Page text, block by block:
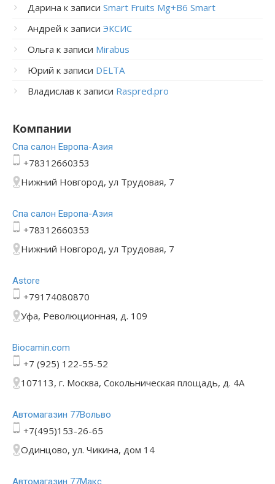
Дарина к записи Smart Fruits Mg+B6 Smart
Андрей к записи ЭКСИС
Ольга к записи Mirabus
Юрий к записи DELTA
Владислав к записи Raspred.pro
Компании
Спа салон Европа-Азия
+78312660353
Нижний Новгород, ул Трудовая, 7
Спа салон Европа-Азия
+78312660353
Нижний Новгород, ул Трудовая, 7
Astore
+79174080870
Уфа, Революционная, д. 109
Bioсamin.com
+7 (925) 122-55-52
107113, г. Москва, Сокольническая площадь, д. 4А
Автомагазин 77Вольво
+7(495)153-26-65
Одинцово, ул. Чикина, дом 14
Автомагазин 77Макс